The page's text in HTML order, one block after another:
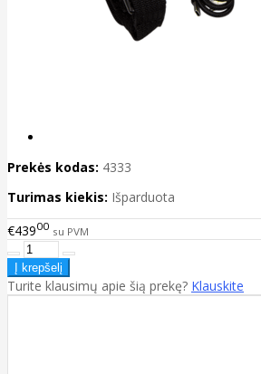
Prekės kodas: 4333
Turimas kiekis: Išparduota
€43900 su PVM
Turite klausimų apie šią prekę? Klauskite